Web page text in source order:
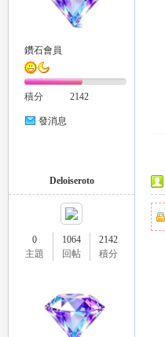
鑽石會員
積分 2142
發消息
Deloiseroto
0
主題
1064
回帖
2142
積分